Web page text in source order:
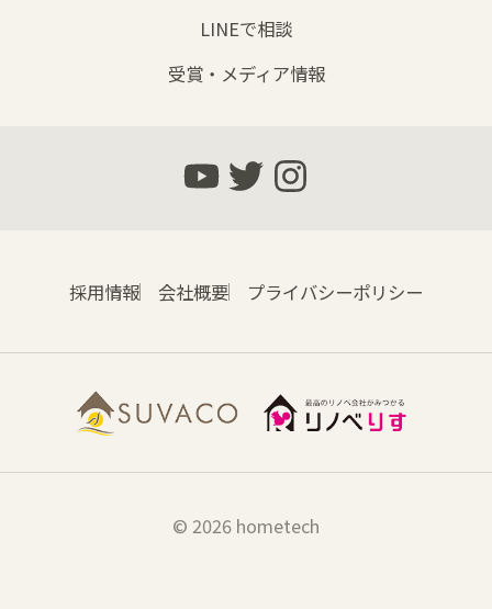
LINEで相談
受賞・メディア情報
採用情報 会社概要 プライバシーポリシー
© 2026 hometech